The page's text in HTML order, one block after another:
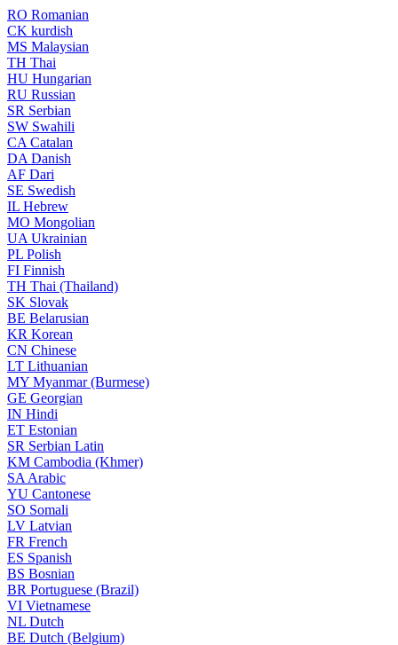
RO Romanian
CK kurdish
MS Malaysian
TH Thai
HU Hungarian
RU Russian
SR Serbian
SW Swahili
CA Catalan
DA Danish
AF Dari
SE Swedish
IL Hebrew
MO Mongolian
UA Ukrainian
PL Polish
FI Finnish
TH Thai (Thailand)
SK Slovak
BE Belarusian
KR Korean
CN Chinese
LT Lithuanian
MY Myanmar (Burmese)
GE Georgian
IN Hindi
ET Estonian
SR Serbian Latin
KM Cambodia (Khmer)
SA Arabic
YU Cantonese
SO Somali
LV Latvian
FR French
ES Spanish
BS Bosnian
BR Portuguese (Brazil)
VI Vietnamese
NL Dutch
BE Dutch (Belgium)